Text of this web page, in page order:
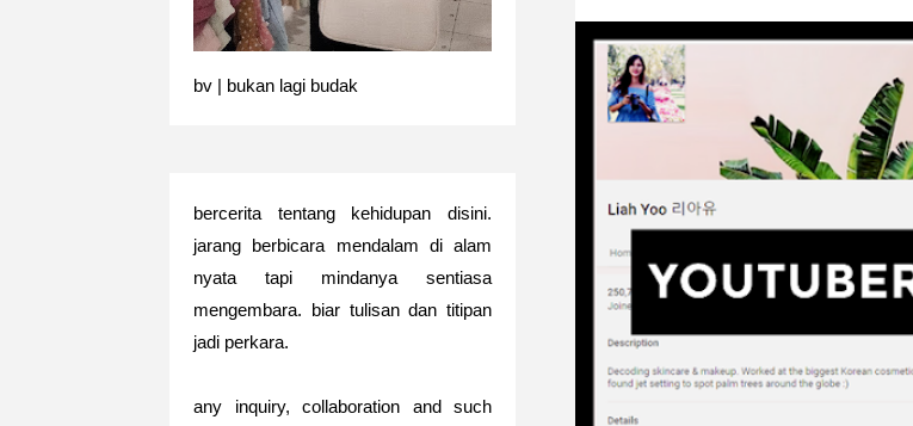
bv | bukan lagi budak
bercerita tentang kehidupan disini.
jarang berbicara mendalam di alam
nyata tapi mindanya sentiasa
mengembara. biar tulisan dan titipan
jadi perkara.
any inquiry, collaboration and such